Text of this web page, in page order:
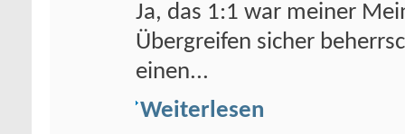
Ja, das 1:1 war meiner
Übergreifen sicher
einen...
Weiterlesen